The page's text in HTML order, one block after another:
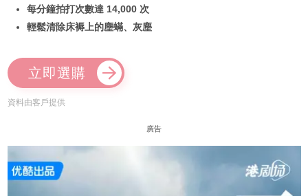
每分鐘拍打次數達 14,000 次
輕鬆清除床褥上的塵蟎、灰塵
立即選購
資料由客戶提供
廣告